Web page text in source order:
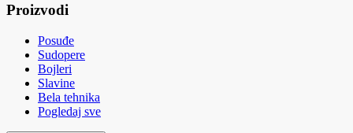
Proizvodi
Posuđe
Sudopere
Bojleri
Slavine
Bela tehnika
Pogledaj sve